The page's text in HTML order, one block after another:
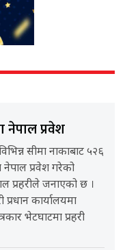
नेपाल प्रवेश
सीमा नाकाबाट ५२६
नेपाल प्रवेश गरेको
प्रहरीले जनाएको छ ।
प्रधान कार्यालयमा
भेटघाटमा प्रहरी